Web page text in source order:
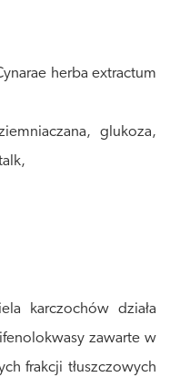
herba extractum
glukoza,
karczochów działa
zawarte w
frakcji tłuszczowych